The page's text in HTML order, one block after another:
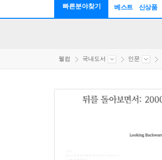
빠른분야찾기 베스트 신상품
웰컴 국내도서 인문